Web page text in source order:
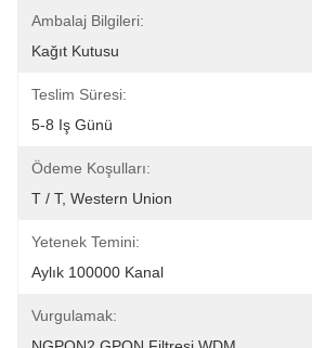
Ambalaj Bilgileri:
Kağıt Kutusu
Teslim Süresi:
5-8 Iş Günü
Ödeme Koşulları:
T / T, Western Union
Yetenek Temini:
Aylık 100000 Kanal
Vurgulamak: